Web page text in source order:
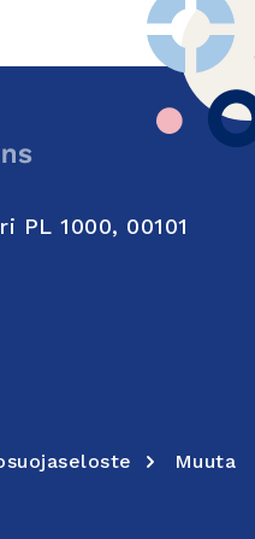
PL 1000, 00101
Muuta